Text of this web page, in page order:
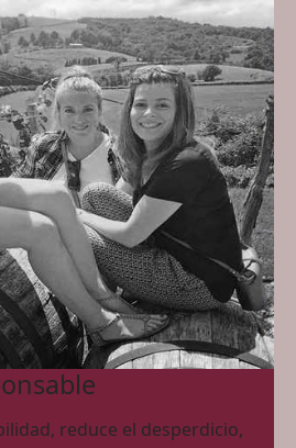
reduce el desperdicio,